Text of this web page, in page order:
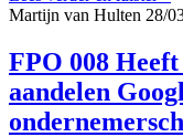
Martijn van Hulten 28/
FPO 008
aandelen